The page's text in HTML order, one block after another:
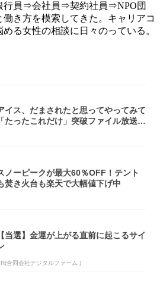
行員⇒会社員⇒契約社員⇒NPO団
き方を模索してきた。キャリアコ
る女性の相談に日々のっている。
イス、だまされたと思ってやってみて
「たったこれだけ」突破ファイル放送で
ノーピークが最大60％OFF！テント
焚き火台も楽天で大幅値下げ中
【当選】金運が上がる直前に起こるサイ
合同会社デジタルファーム )